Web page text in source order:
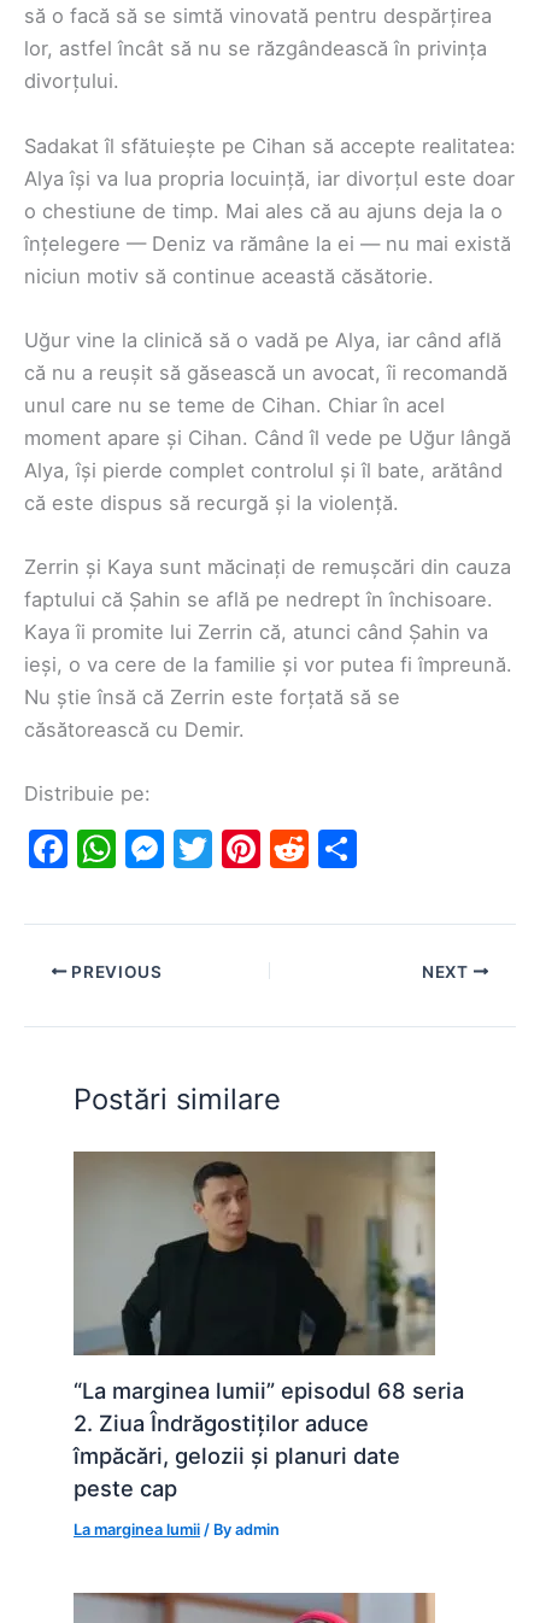
să o facă să se simtă vinovată pentru despărțirea
lor, astfel încât să nu se răzgândească în privința
divorțului.
Sadakat îl sfătuiește pe Cihan să accepte realitatea:
Alya își va lua propria locuință, iar divorțul este doar
o chestiune de timp. Mai ales că au ajuns deja la o
înțelegere — Deniz va rămâne la ei — nu mai există
niciun motiv să continue această căsătorie.
Uğur vine la clinică să o vadă pe Alya, iar când află
că nu a reușit să găsească un avocat, îi recomandă
unul care nu se teme de Cihan. Chiar în acel
moment apare și Cihan. Când îl vede pe Uğur lângă
Alya, își pierde complet controlul și îl bate, arătând
că este dispus să recurgă și la violență.
Zerrin și Kaya sunt măcinați de remușcări din cauza
faptului că Șahin se află pe nedrept în închisoare.
Kaya îi promite lui Zerrin că, atunci când Șahin va
ieși, o va cere de la familie și vor putea fi împreună.
Nu știe însă că Zerrin este forțată să se
căsătorească cu Demir.
Distribuie pe:
F
c
e
o
o
k
W
at
s
p
p
M
s
n
g
er
T
itt
Pi
er
e
R
d ar
PREVIOUS NEXT
Postări similare
“La marginea lumii” episodul 68 seria
2. Ziua Îndrăgostiților aduce
împăcări, gelozii și planuri date
peste cap
La marginea lumii / Byadmin